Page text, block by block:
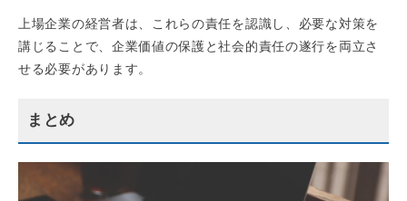
上場企業の経営者は、これらの責任を認識し、必要な対策を
講じることで、企業価値の保護と社会的責任の遂行を両立さ
せる必要があります。
まとめ